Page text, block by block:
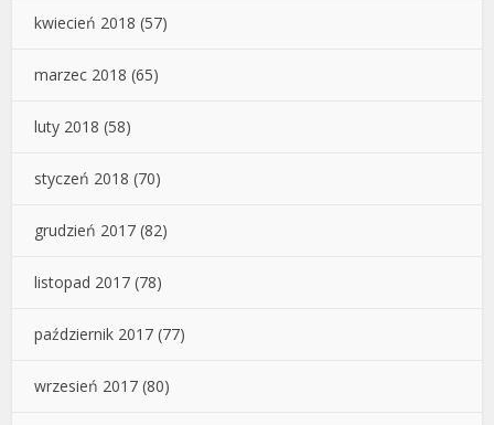
kwiecień 2018 (57)
marzec 2018 (65)
luty 2018 (58)
styczeń 2018 (70)
grudzień 2017 (82)
listopad 2017 (78)
październik 2017 (77)
wrzesień 2017 (80)